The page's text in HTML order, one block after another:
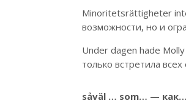
Minoritetsrättigheter
возможности, но и
Under dagen hade
только встретила
såväl … som… —